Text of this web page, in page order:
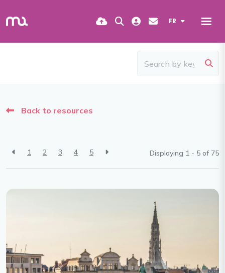
FR
Back to resources
1 2 3 4 5 Displaying 1 - 5 of 75